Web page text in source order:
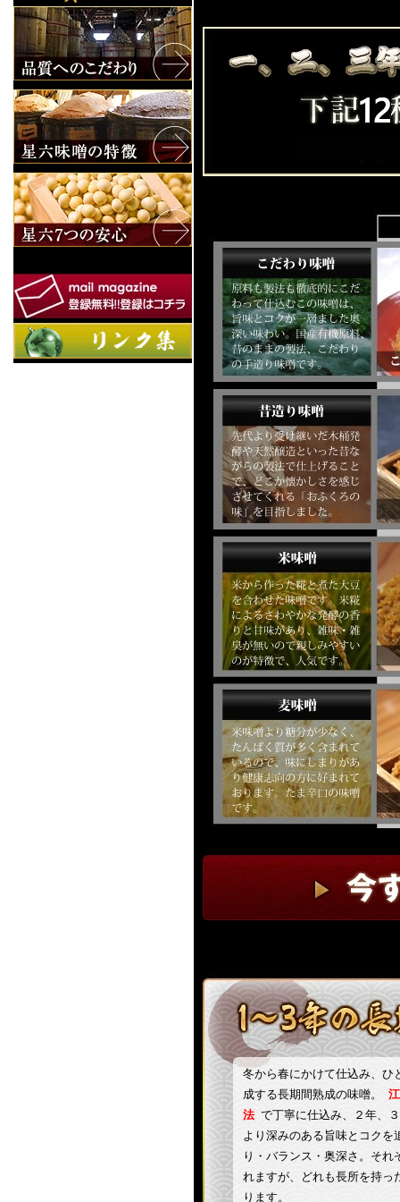
冬から春にかけて仕込み、ひ
成する長期間熟成の味噌。
法 で丁寧に仕込み、２年、
より深みのある旨味とコクを
り・バランス・奥深さ。それ
れますが、どれも長所を持っ
ります。